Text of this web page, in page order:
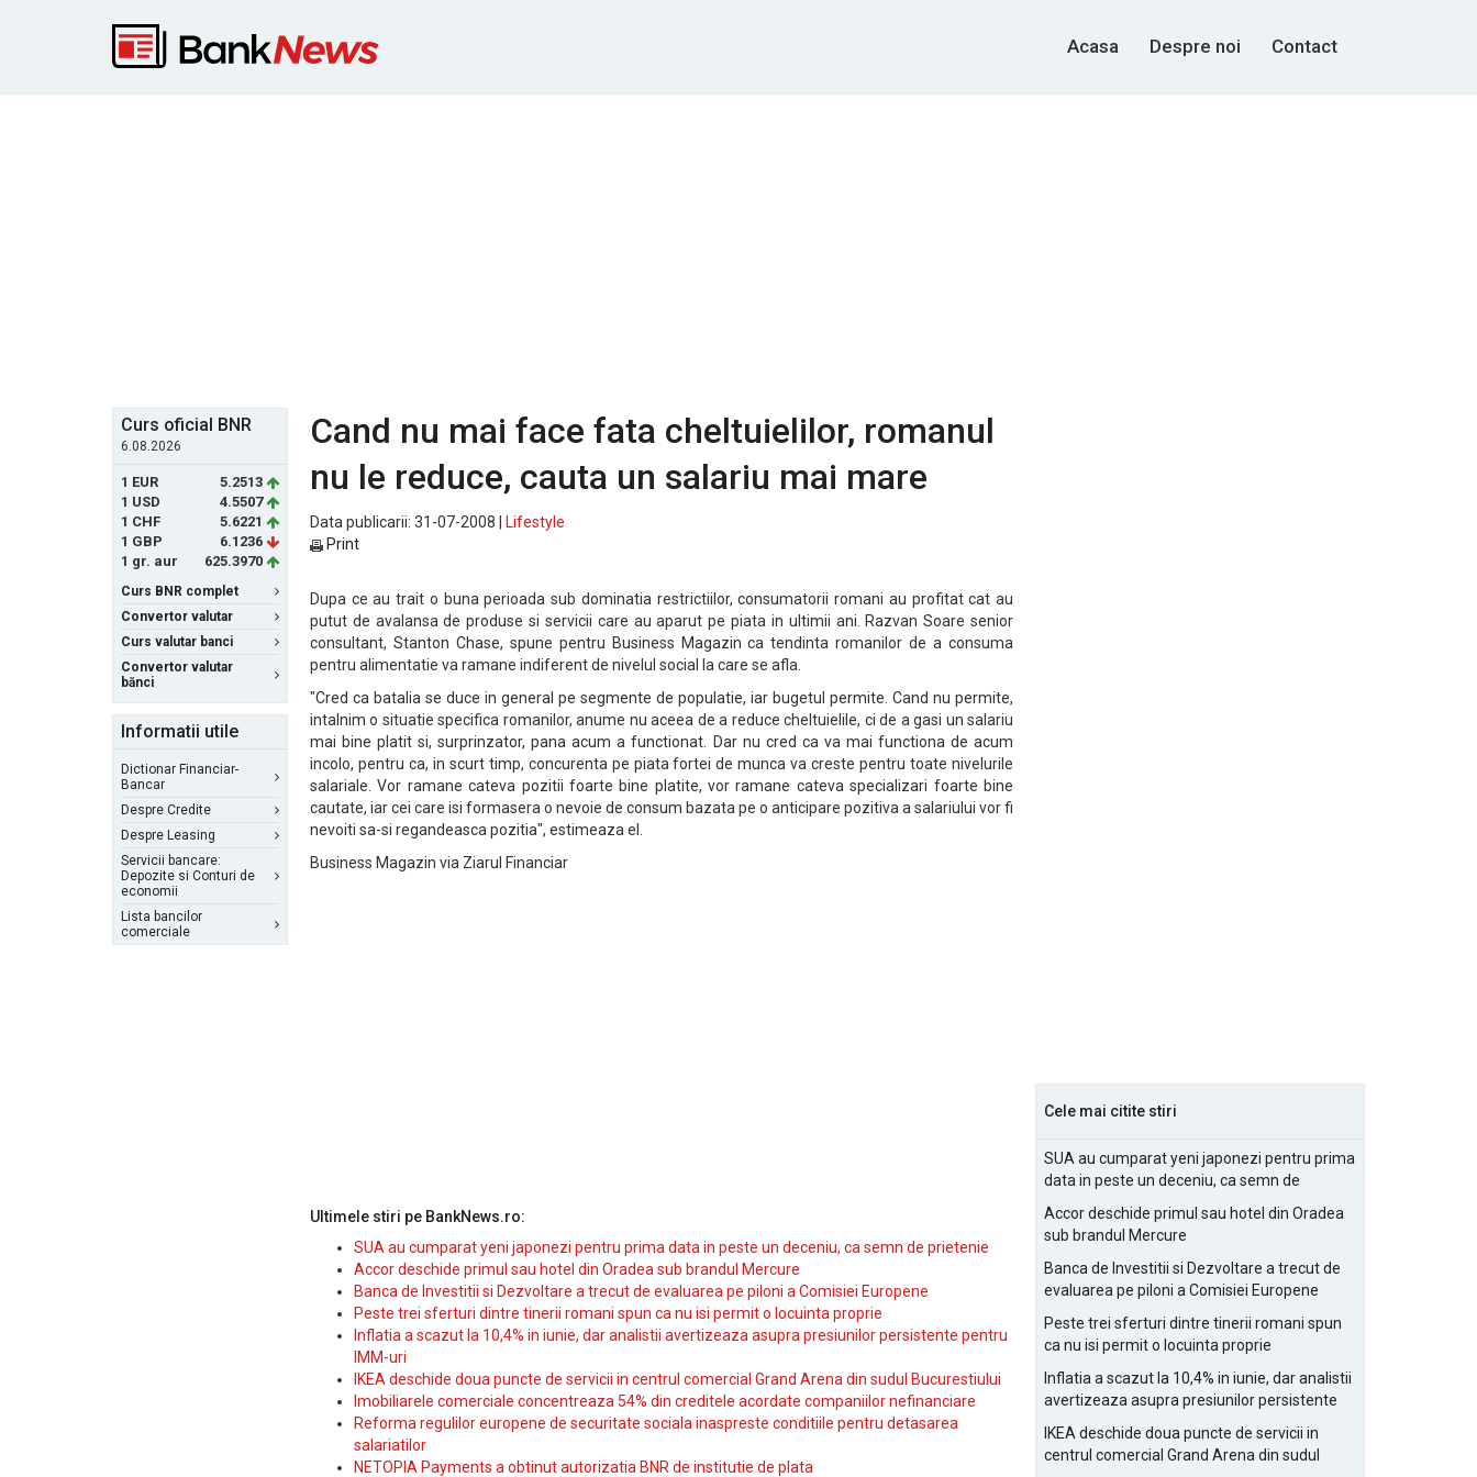
Acasa Despre noi Contact
Curs oficial BNR
6.08.2026
1 EUR
5.2513
1 USD
4.5507
1 CHF
5.6221
1 GBP
6.1236
1 gr. aur
625.3970
Curs BNR complet
Convertor valutar
Curs valutar banci
Convertor valutar
bănci
Informatii utile
Dictionar Financiar-
Bancar
Despre Credite
Despre Leasing
Servicii bancare:
Depozite si Conturi de
economii
Lista bancilor
comerciale
Cand nu mai face fata cheltuielilor, romanul
nu le reduce, cauta un salariu mai mare
Data publicarii: 31-07-2008 |
Lifestyle
Print
Dupa ce au trait o buna perioada sub dominatia restrictiilor, consumatorii romani au profitat cat au
putut de avalansa de produse si servicii care au aparut pe piata in ultimii ani. Razvan Soare senior
consultant, Stanton Chase, spune pentru Business Magazin ca tendinta romanilor de a consuma
pentru alimentatie va ramane indiferent de nivelul social la care se afla.
"Cred ca batalia se duce in general pe segmente de populatie, iar bugetul permite. Cand nu permite,
intalnim o situatie specifica romanilor, anume nu aceea de a reduce cheltuielile, ci de a gasi un salariu
mai bine platit si, surprinzator, pana acum a functionat. Dar nu cred ca va mai functiona de acum
incolo, pentru ca, in scurt timp, concurenta pe piata fortei de munca va creste pentru toate nivelurile
salariale. Vor ramane cateva pozitii foarte bine platite, vor ramane cateva specializari foarte bine
cautate, iar cei care isi formasera o nevoie de consum bazata pe o anticipare pozitiva a salariului vor fi
nevoiti sa-si regandeasca pozitia", estimeaza el.
Business Magazin via Ziarul Financiar
Ultimele stiri pe BankNews.ro:
SUA au cumparat yeni japonezi pentru prima data in peste un deceniu, ca semn de prietenie
Accor deschide primul sau hotel din Oradea sub brandul Mercure
Banca de Investitii si Dezvoltare a trecut de evaluarea pe piloni a Comisiei Europene
Peste trei sferturi dintre tinerii romani spun ca nu isi permit o locuinta proprie
Inflatia a scazut la 10,4% in iunie, dar analistii avertizeaza asupra presiunilor persistente pentru
IMM-uri
IKEA deschide doua puncte de servicii in centrul comercial Grand Arena din sudul Bucurestiului
Imobiliarele comerciale concentreaza 54% din creditele acordate companiilor nefinanciare
Reforma regulilor europene de securitate sociala inaspreste conditiile pentru detasarea
salariatilor
NETOPIA Payments a obtinut autorizatia BNR de institutie de plata
Cele mai citite stiri
SUA au cumparat yeni japonezi pentru prima
data in peste un deceniu, ca semn de
Accor deschide primul sau hotel din Oradea
sub brandul Mercure
Banca de Investitii si Dezvoltare a trecut de
evaluarea pe piloni a Comisiei Europene
Peste trei sferturi dintre tinerii romani spun
ca nu isi permit o locuinta proprie
Inflatia a scazut la 10,4% in iunie, dar analistii
avertizeaza asupra presiunilor persistente
IKEA deschide doua puncte de servicii in
centrul comercial Grand Arena din sudul